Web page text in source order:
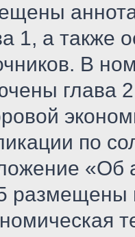
1, а также
В
глава
по
«Об
размещены